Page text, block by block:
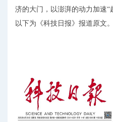
济的大门，以澎湃的动力加速“
以下为《科技日报》报道原文。